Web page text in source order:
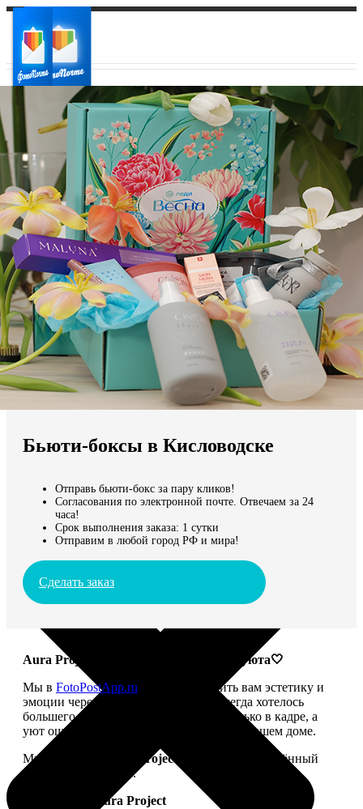
Ваш город:
Ваш регион доставки
Выберите из списка:
Мы доставляем по всему миру
Бьюти-боксы в Кисловодске
Отправь бьюти-бокс за пару кликов!
Согласования по электронной почте. Отвечаем за 24
часа!
Срок выполнения заказа: 1 сутки
Отправим в любой город РФ и мира!
Сделать заказ
Aura Project: твой ритуал красоты и уюта🤍
Мы в FotoPostApp.ru привыкли дарить вам эстетику и
эмоции через фотографии. Но нам всегда хотелось
большего — чтобы красота жила не только в кадре, а
уют ощущался не только в ленте, но и в вашем доме.
Мы запускаем
Aura Project
— проект, посвящённый
осознанной красоте.
Философия Aura Project